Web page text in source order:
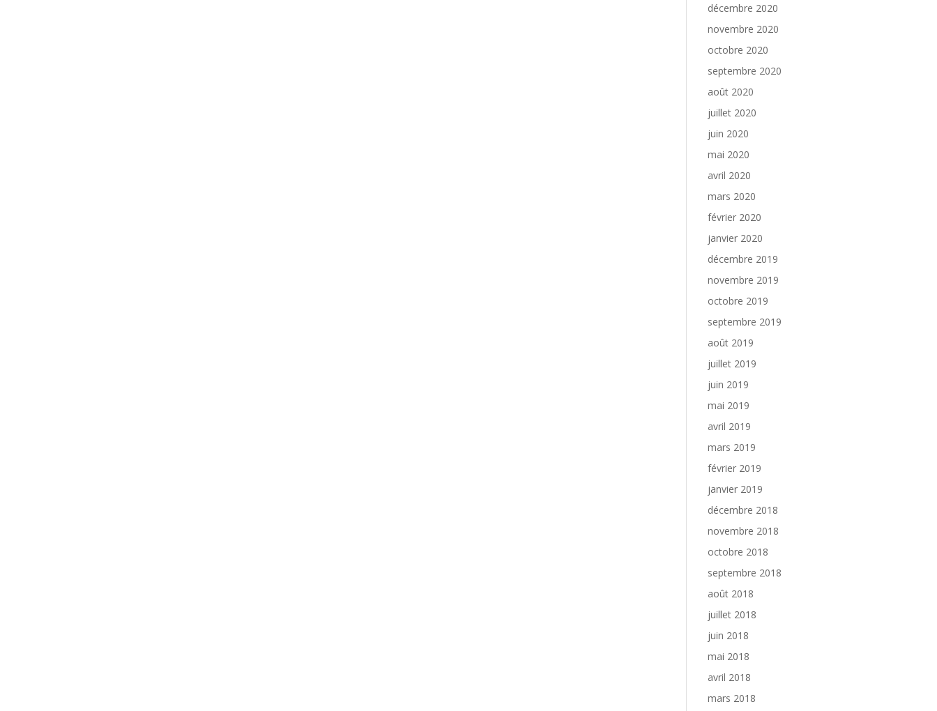
décembre 2020
novembre 2020
octobre 2020
septembre 2020
août 2020
juillet 2020
juin 2020
mai 2020
avril 2020
mars 2020
février 2020
janvier 2020
décembre 2019
novembre 2019
octobre 2019
septembre 2019
août 2019
juillet 2019
juin 2019
mai 2019
avril 2019
mars 2019
février 2019
janvier 2019
décembre 2018
novembre 2018
octobre 2018
septembre 2018
août 2018
juillet 2018
juin 2018
mai 2018
avril 2018
mars 2018